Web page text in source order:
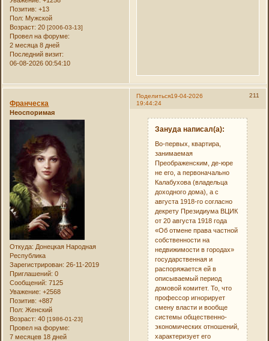
Позитив: +13
Пол: Мужской
Возраст: 20[2006-03-13]
Провел на форуме:
2 месяца 8 дней
Последний визит:
06-08-2026 00:54:10
Поделиться 211
19-04-2026
19:44:24
Франческа
Неоспоримая
Откуда: Донецкая Народная
Республика
Зарегистрирован: 26-11-2019
Приглашений: 0
Сообщений: 7125
Уважение: +2568
Позитив: +887
Пол: Женский
Возраст: 40[1986-01-23]
Провел на форуме:
7 месяцев 18 дней
Зануда написал(а):
Во-первых, квартира,
занимаемая
Преображенским, де-юре
не его, а первоначально
Калабухова (владельца
доходного дома), а с
августа 1918-го согласно
декрету Президиума ВЦИК
от 20 августа 1918 года
«Об отмене права частной
собственности на
недвижимости в городах»
государственная и
распоряжается ей в
описываемый период
домовой комитет. То, что
профессор игнорирует
смену власти и вообще
системы общественно-
экономических отношений,
характеризует его